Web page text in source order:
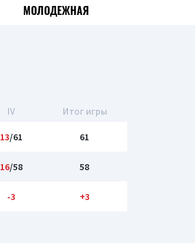
МОЛОДЕЖНАЯ
IV Итог игры
13/61 61
16/58 58
-3 +3